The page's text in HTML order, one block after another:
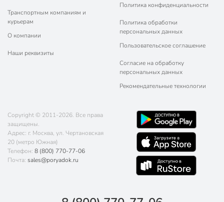
11 x 28 x 48 см
Транспортным компаниям и
курьерам
О компании
Наши реквизиты
Политика конфиденциальности
Политика обработки
персональных данных
Пользовательское соглашение
Согласие на обработку
персональных данных
Рекомендательные технологии
Copyright © 2011-2026. Все права
защищены.
Адрес: г. Москва, ул. Чертановская
20 (метро Южная)
Телефон: 8 (800) 770-77-06
Почта: sales@poryadok.ru